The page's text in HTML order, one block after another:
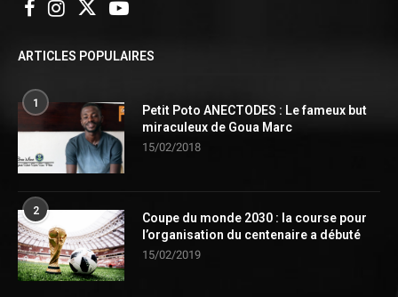
ARTICLES POPULAIRES
1
Petit Poto ANECTODES : Le fameux but
miraculeux de Goua Marc
15/02/2018
2
Coupe du monde 2030 : la course pour
l’organisation du centenaire a débuté
15/02/2019